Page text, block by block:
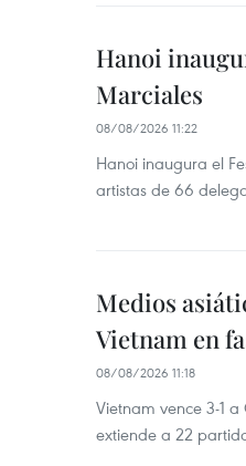
Hanoi
Marciales
08/08/2026 11:22
Hanoi inaugura el
artistas de 66
Medios
Vietnam en
08/08/2026 11:18
Vietnam vence 3-1
extiende a 22